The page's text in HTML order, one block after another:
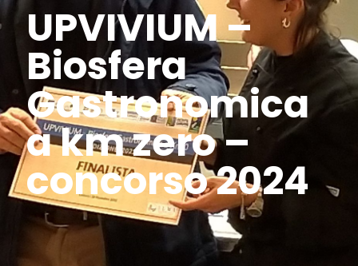
UPVIVIUM –
Biosfera
Gastronomica
a km zero –
concorso 2024